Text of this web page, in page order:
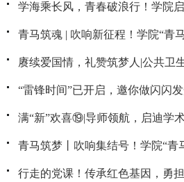
学海乘长风，青春破浪行！学院
青马筑魂 | 吹响新征程！学院“青
班！
赓续爱国情，礼赞筑梦人|公共卫
育观影暨教师节主题党日活动
“雷锋时间”已开启，邀你做闪闪发
满“新”欢喜⑲|导师领航，启迪学术
青马筑梦丨吹响集结号！学院“青
班！
行走的党课！传承红色基因，勇